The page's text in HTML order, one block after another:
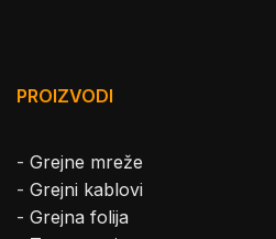
PROIZVODI
- Grejne mreže
- Grejni kablovi
- Grejna folija